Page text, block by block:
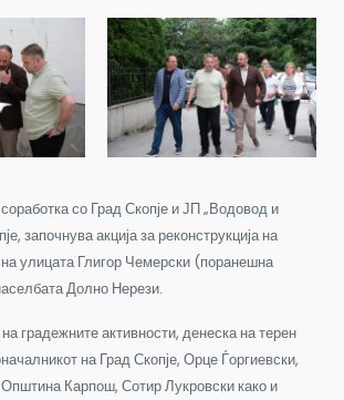
со Град Скопје и ЈП „Водовод и
започнува акција за реконструкција на
улицата Глигор Чемерски (поранешна
Долно Нерези.
градежните активности, денеска на терен
на Град Скопје, Орце Ѓоргиевски,
Карпош, Сотир Лукровски како и